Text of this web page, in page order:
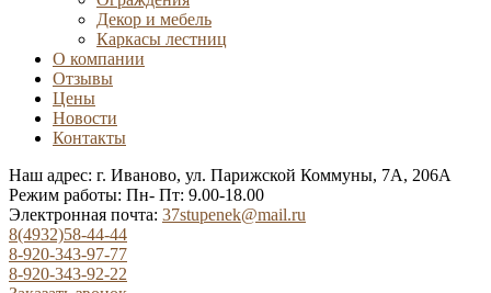
Декор и мебель
Каркасы лестниц
О компании
Отзывы
Цены
Новости
Контакты
Наш адрес: г. Иваново, ул. Парижской Коммуны, 7А, 206А
Режим работы: Пн- Пт: 9.00-18.00
Электронная почта: 37stupenek@mail.ru
8(4932)58-44-44
8-920-343-97-77
8-920-343-92-22